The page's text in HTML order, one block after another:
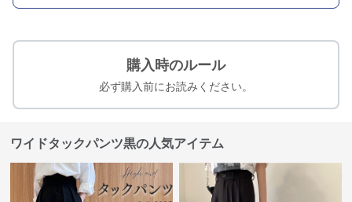
購入時のルール
必ず購入前にお読みください。
ワイドタックパンツ黒の人気アイテム